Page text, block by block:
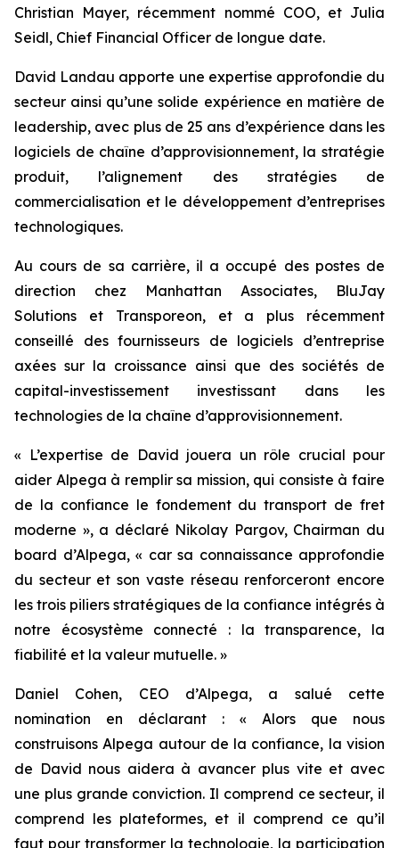
Christian Mayer, récemment nommé COO, et Julia
Seidl, Chief Financial Officer de longue date.
David Landau apporte une expertise approfondie du
secteur ainsi qu’une solide expérience en matière de
leadership, avec plus de 25 ans d’expérience dans les
logiciels de chaîne d’approvisionnement, la stratégie
produit, l’alignement des stratégies de
commercialisation et le développement d’entreprises
technologiques.
Au cours de sa carrière, il a occupé des postes de
direction chez Manhattan Associates, BluJay
Solutions et Transporeon, et a plus récemment
conseillé des fournisseurs de logiciels d’entreprise
axées sur la croissance ainsi que des sociétés de
capital-investissement investissant dans les
technologies de la chaîne d’approvisionnement.
« L’expertise de David jouera un rôle crucial pour
aider Alpega à remplir sa mission, qui consiste à faire
de la confiance le fondement du transport de fret
moderne », a déclaré Nikolay Pargov, Chairman du
board d’Alpega, « car sa connaissance approfondie
du secteur et son vaste réseau renforceront encore
les trois piliers stratégiques de la confiance intégrés à
notre écosystème connecté : la transparence, la
fiabilité et la valeur mutuelle. »
Daniel Cohen, CEO d’Alpega, a salué cette
nomination en déclarant : « Alors que nous
construisons Alpega autour de la confiance, la vision
de David nous aidera à avancer plus vite et avec
une plus grande conviction. Il comprend ce secteur, il
comprend les plateformes, et il comprend ce qu’il
faut pour transformer la technologie, la participation